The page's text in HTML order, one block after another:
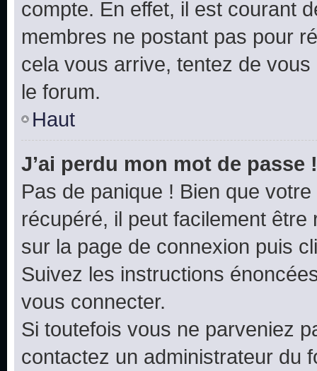
compte. En effet, il est courant
membres ne postant pas pour
cela vous arrive, tentez de
le forum.
Haut
J’ai perdu mon mot de passe !
Pas de panique ! Bien que
récupéré, il peut facilement
sur la page de connexion puis
Suivez les instructions
vous connecter.
Si toutefois vous ne parveniez
contactez un administrateur du